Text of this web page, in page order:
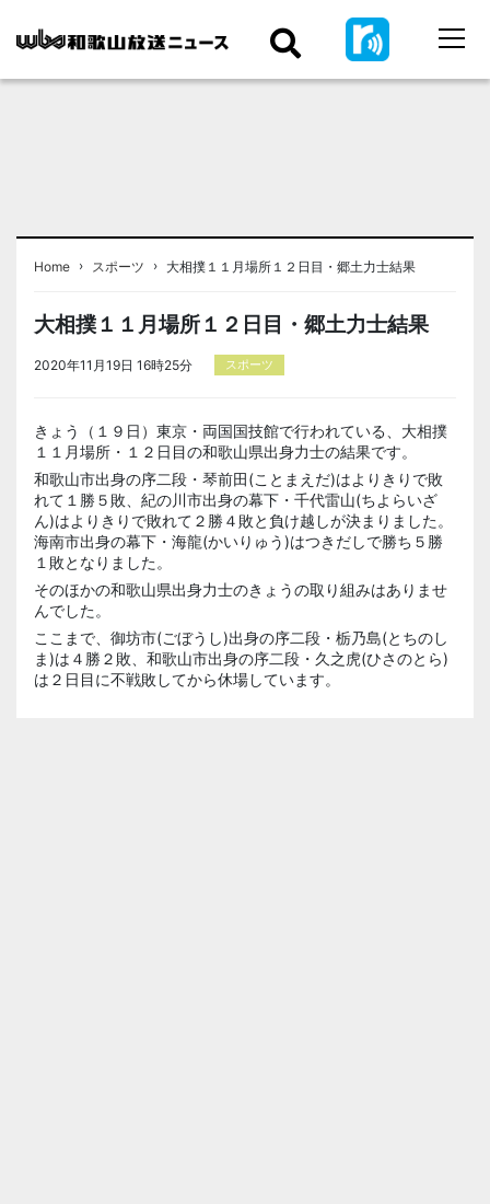
Home › スポーツ › 大相撲１１月場所１２日目・郷土力士結果
大相撲１１月場所１２日目・郷土力士結果
2020年11月19日 16時25分 スポーツ
きょう（１９日）東京・両国国技館で行われている、大相撲
１１月場所・１２日目の和歌山県出身力士の結果です。
和歌山市出身の序二段・琴前田(ことまえだ)はよりきりで敗
れて１勝５敗、紀の川市出身の幕下・千代雷山(ちよらいざ
ん)はよりきりで敗れて２勝４敗と負け越しが決まりました。
海南市出身の幕下・海龍(かいりゅう)はつきだしで勝ち５勝
１敗となりました。
そのほかの和歌山県出身力士のきょうの取り組みはありませ
んでした。
ここまで、御坊市(ごぼうし)出身の序二段・栃乃島(とちのし
ま)は４勝２敗、和歌山市出身の序二段・久之虎(ひさのとら)
は２日目に不戦敗してから休場しています。